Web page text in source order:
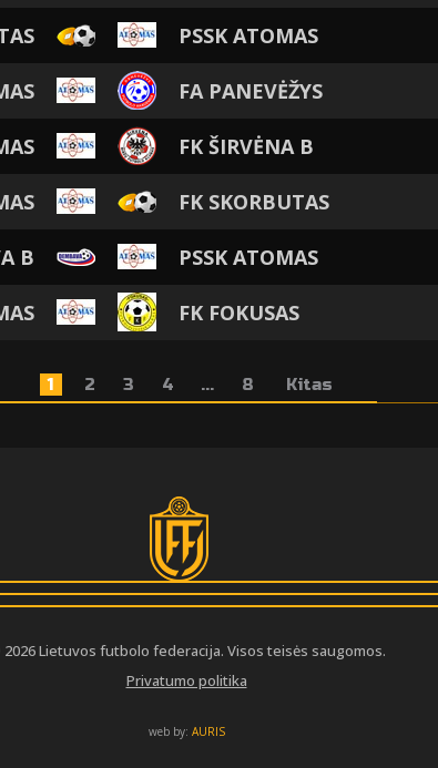
PSSK ATOMAS
FA PANEVĖŽYS
FK ŠIRVĖNA B
FK SKORBUTAS
B PSSK ATOMAS
FK FOKUSAS
1 2 3 4 ... 8 Kitas
Lietuvos futbolo federacija. Visos teisės saugomos.
Privatumo politika
web by: AURIS